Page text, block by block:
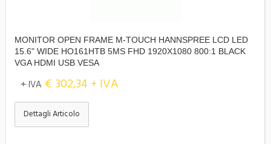
MONITOR OPEN FRAME M-TOUCH HANNSPREE LCD LED
15.6" WIDE HO161HTB 5MS FHD 1920X1080 800:1 BLACK
VGA HDMI USB VESA
+ IVA € 302,34 + IVA
Dettagli Articolo